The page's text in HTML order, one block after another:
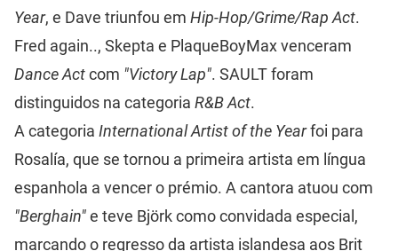
Year, e Dave triunfou em Hip-Hop/Grime/Rap Act.
Fred again.., Skepta e PlaqueBoyMax venceram
Dance Actcom "Victory Lap". SAULT foram
distinguidos na categoria R&B Act.
A categoria International Artist of the Yearfoi para
Rosalía, que se tornou a primeira artista em língua
espanhola a vencer o prémio. A cantora atuou com
"Berghain"e teve Björk como convidada especial,
marcando o regresso da artista islandesa aos Brit